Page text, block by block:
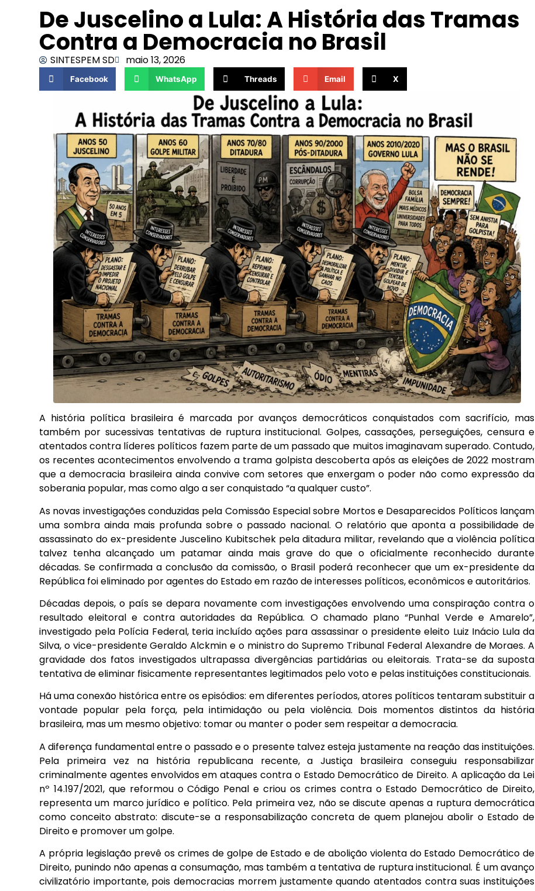
De Juscelino a Lula: A História das Tramas
Contra a Democracia no Brasil
SINTESPEM SD maio 13, 2026
Facebook WhatsApp Threads Email X
A história política brasileira é marcada por avanços democráticos conquistados com sacrifício, mas
também por sucessivas tentativas de ruptura institucional. Golpes, cassações, perseguições, censura e
atentados contra líderes políticos fazem parte de um passado que muitos imaginavam superado. Contudo,
os recentes acontecimentos envolvendo a trama golpista descoberta após as eleições de 2022 mostram
que a democracia brasileira ainda convive com setores que enxergam o poder não como expressão da
soberania popular, mas como algo a ser conquistado “a qualquer custo”.
As novas investigações conduzidas pela Comissão Especial sobre Mortos e Desaparecidos Políticos lançam
uma sombra ainda mais profunda sobre o passado nacional. O relatório que aponta a possibilidade de
assassinato do ex-presidente Juscelino Kubitschek pela ditadura militar, revelando que a violência política
talvez tenha alcançado um patamar ainda mais grave do que o oficialmente reconhecido durante
décadas. Se confirmada a conclusão da comissão, o Brasil poderá reconhecer que um ex-presidente da
República foi eliminado por agentes do Estado em razão de interesses políticos, econômicos e autoritários.
Décadas depois, o país se depara novamente com investigações envolvendo uma conspiração contra o
resultado eleitoral e contra autoridades da República. O chamado plano “Punhal Verde e Amarelo”,
investigado pela Polícia Federal, teria incluído ações para assassinar o presidente eleito Luiz Inácio Lula da
Silva, o vice-presidente Geraldo Alckmin e o ministro do Supremo Tribunal Federal Alexandre de Moraes. A
gravidade dos fatos investigados ultrapassa divergências partidárias ou eleitorais. Trata-se da suposta
tentativa de eliminar fisicamente representantes legitimados pelo voto e pelas instituições constitucionais.
Há uma conexão histórica entre os episódios: em diferentes períodos, atores políticos tentaram substituir a
vontade popular pela força, pela intimidação ou pela violência. Dois momentos distintos da história
brasileira, mas um mesmo objetivo: tomar ou manter o poder sem respeitar a democracia.
A diferença fundamental entre o passado e o presente talvez esteja justamente na reação das instituições.
Pela primeira vez na história republicana recente, a Justiça brasileira conseguiu responsabilizar
criminalmente agentes envolvidos em ataques contra o Estado Democrático de Direito. A aplicação da Lei
nº 14.197/2021, que reformou o Código Penal e criou os crimes contra o Estado Democrático de Direito,
representa um marco jurídico e político. Pela primeira vez, não se discute apenas a ruptura democrática
como conceito abstrato: discute-se a responsabilização concreta de quem planejou abolir o Estado de
Direito e promover um golpe.
A própria legislação prevê os crimes de golpe de Estado e de abolição violenta do Estado Democrático de
Direito, punindo não apenas a consumação, mas também a tentativa de ruptura institucional. É um avanço
civilizatório importante, pois democracias morrem justamente quando atentados contra suas instituições